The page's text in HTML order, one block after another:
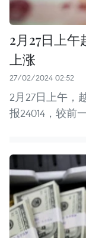
2月27日上
上涨
27/02/2024 02:52
2月27日上午，
报24014，较前